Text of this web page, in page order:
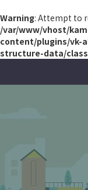
Warning: Attempt to
/var/www/vhost/
content/plugins/vk-
structure-data/
テ
ゲ